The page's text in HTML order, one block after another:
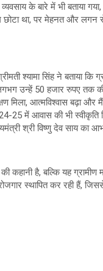
व्यवसाय के बारे में भी बताया
था, पर मेहनत और लगन
सिंह ने बताया कि
उन्हें 50 हजार रुपए तक
मिला, आत्मविश्वास बढ़ा
में आवास की भी स्वीकृति
श्री विष्णु देव साय का
है, बल्कि यह ग्रामीण
स्थापित कर रही हैं,